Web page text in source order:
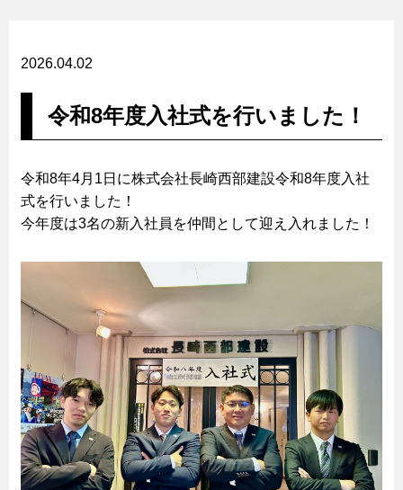
2026.04.02
令和8年度入社式を行いました！
令和8年4月1日に株式会社長崎西部建設令和8年度入社
式を行いました！
今年度は3名の新入社員を仲間として迎え入れました！